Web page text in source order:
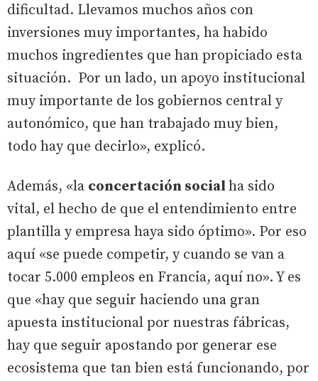
dificultad. Llevamos muchos años con
inversiones muy importantes, ha habido
muchos ingredientes que han propiciado esta
situación. Por un lado, un apoyo institucional
muy importante de los gobiernos central y
autonómico, que han trabajado muy bien,
todo hay que decirlo», explicó.
Además, «la concertación social ha sido
vital, el hecho de que el entendimiento entre
plantilla y empresa haya sido óptimo». Por eso
aquí «se puede competir, y cuando se van a
tocar 5.000 empleos en Francia, aquí no». Y es
que «hay que seguir haciendo una gran
apuesta institucional por nuestras fábricas,
hay que seguir apostando por generar ese
ecosistema que tan bien está funcionando, por